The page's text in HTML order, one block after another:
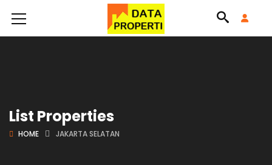
List Properties
HOME JAKARTA SELATAN